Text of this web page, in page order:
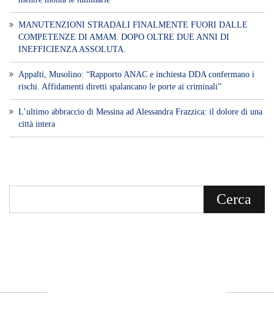
MANUTENZIONI STRADALI FINALMENTE FUORI DALLE
COMPETENZE DI AMAM. DOPO OLTRE DUE ANNI DI
INEFFICIENZA ASSOLUTA.
​Appalti, Musolino: “Rapporto ANAC e inchiesta DDA confermano i
rischi. Affidamenti diretti spalancano le porte ai criminali”
L’ultimo abbraccio di Messina ad Alessandra Frazzica: il dolore di una
città intera